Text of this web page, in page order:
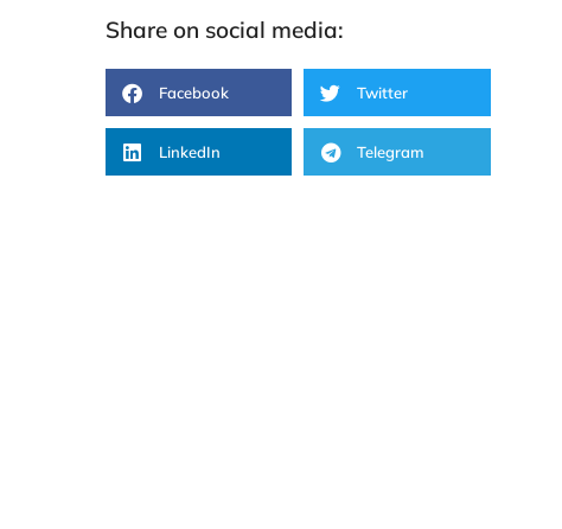
Share on social media:
Facebook Twitter
LinkedIn Telegram